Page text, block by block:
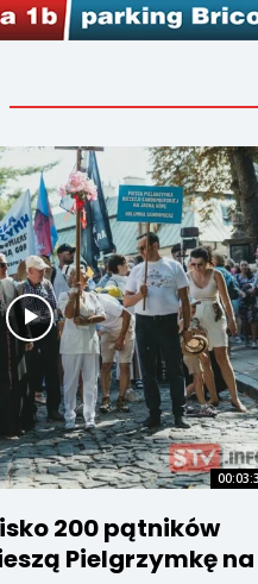
200 pątników
Pielgrzymkę na